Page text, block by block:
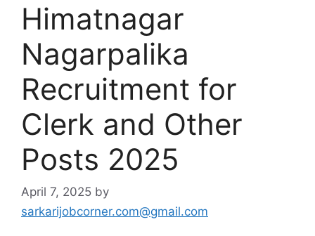
Himatnagar
Nagarpalika
Recruitment for
Clerk and Other
Posts 2025
April 7, 2025 by
sarkarijobcorner.com@gmail.com